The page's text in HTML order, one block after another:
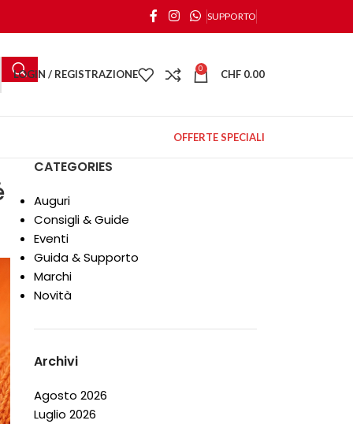
SUPPORTO
LOGIN / REGISTRAZIONE 0 CHF 0.00
OFFERTE SPECIALI
CATEGORIES
Auguri
Consigli & Guide
Eventi
Guida & Supporto
Marchi
Novità
Archivi
Agosto 2026
Luglio 2026